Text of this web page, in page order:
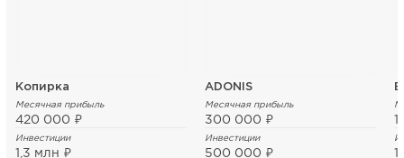
Копирка
Месячная прибыль
420 000 ₽
Инвестиции
1,3 млн ₽
ADONIS
Месячная прибыль
300 000 ₽
Инвестиции
500 000 ₽